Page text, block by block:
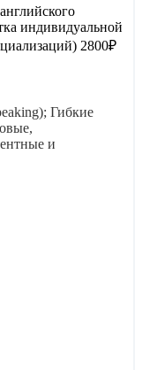
индивидуальной
2800₽
Гибкие
и